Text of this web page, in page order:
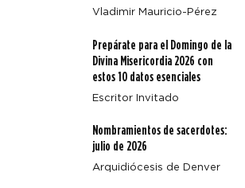
Vladimir Mauricio-Pérez
Prepárate para el Domingo de la
Divina Misericordia 2026 con
estos 10 datos esenciales
Escritor Invitado
Nombramientos de sacerdotes:
julio de 2026
Arquidiócesis de Denver